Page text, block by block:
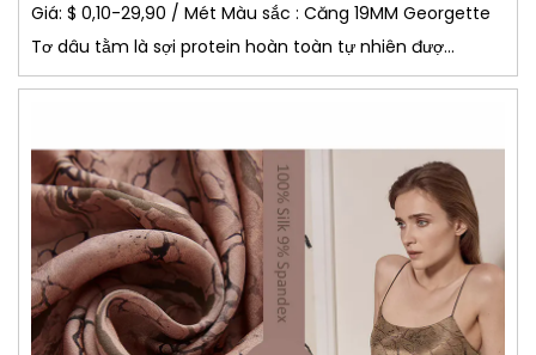
Giá: $ 0,10-29,90 / Mét Màu sắc : Căng 19MM Georgette
Tơ dâu tằm là sợi protein hoàn toàn tự nhiên đượ...